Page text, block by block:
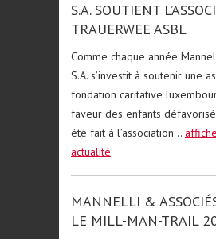
S.A. SOUTIENT
TRAUERWEE ASBL
Comme chaque année
S.A. s’investit à soutenir une
fondation caritative
faveur des enfants
été fait à l’association...
actualité
MANNELLI &
LE MILL-MAN-TRAIL